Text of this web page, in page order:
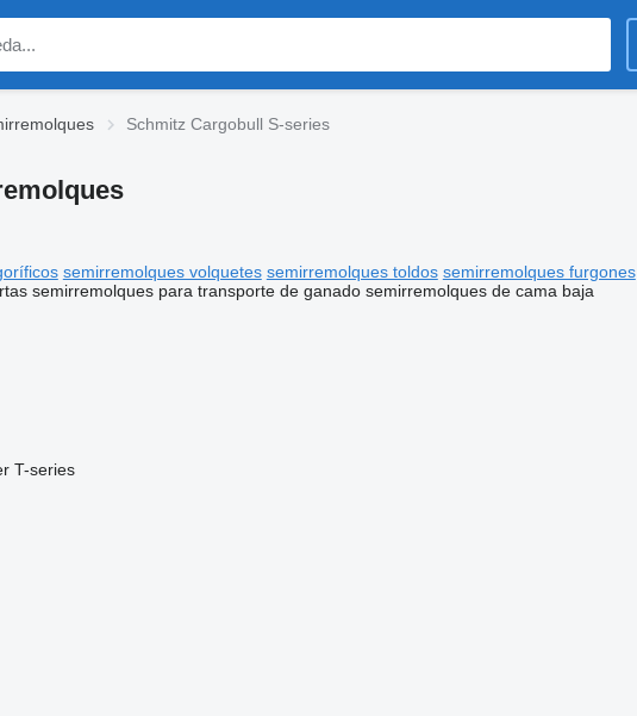
Schmitz Cargobull S-series
semirremolques volquetes semirremolques toldos semirremolques furgones
semirremolques para transporte de ganado semirremolques de cama baja
T-series